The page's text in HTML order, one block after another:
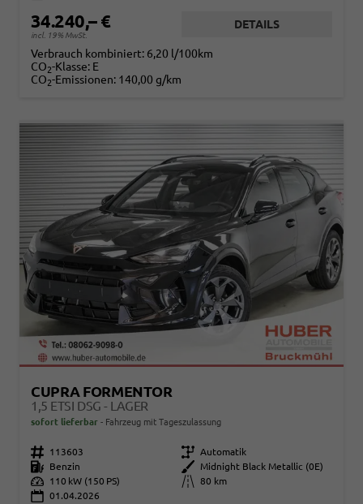
34.240,– €
incl. 19% MwSt.
DETAILS
Verbrauch kombiniert: 6,20 l/100km
CO2-Klasse: E
CO2-Emissionen: 140,00 g/km
CUPRA FORMENTOR
1,5 ETSI DSG - LAGER
sofort lieferbar Fahrzeug mit Tageszulassung
Fahrzeugnr. 113603 Getriebe Automatik
Kraftstoff
Benzin Außenfarbe
Midnight Black Metallic (0E)
Leistung
110 kW (150 PS) Kilometerstand
80 km
01.04.2026